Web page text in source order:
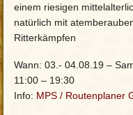
einem riesigen
natürlich mit
Ritterkämpfen
Wann: 03.- 04.08.19 –
11:00 – 19:30
Info: MPS / Routenplaner